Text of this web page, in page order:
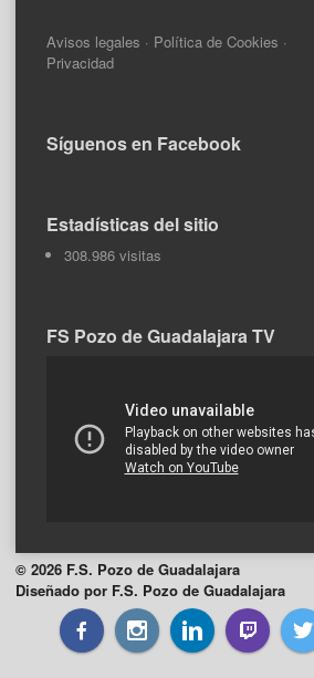
Avisos legales · Política de Cookies ·
Privacidad
Síguenos en Facebook
Estadísticas del sitio
308.986 visitas
FS Pozo de Guadalajara TV
© 2026 F.S. Pozo de Guadalajara
Diseñado por F.S. Pozo de Guadalajara